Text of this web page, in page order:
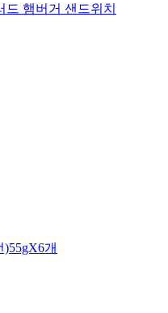
드 햄버거 샌드위치
개